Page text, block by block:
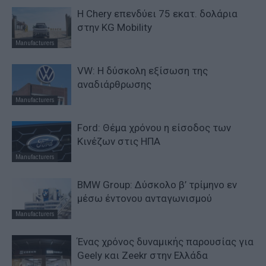
Manufacturers
Η Chery επενδύει 75 εκατ. δολάρια
στην KG Mobility
Manufacturers
VW: Η δύσκολη εξίσωση της
αναδιάρθρωσης
Manufacturers
Ford: Θέμα χρόνου η είσοδος των
Κινέζων στις ΗΠΑ
Manufacturers
BMW Group: Δύσκολο β’ τρίμηνο εν
μέσω έντονου ανταγωνισμού
Ένας χρόνος δυναμικής παρουσίας για
Geely και Zeekr στην Ελλάδα